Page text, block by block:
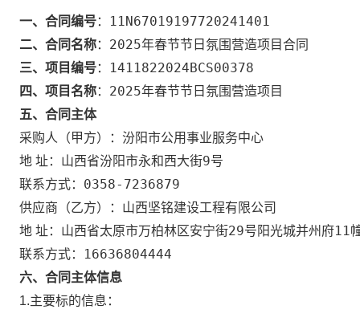
一、合同编号： 11N67019197720241401
二、合同名称： 2025年春节节日氛围营造项目合同
三、项目编号： 1411822024BCS00378
四、项目名称： 2025年春节节日氛围营造项目
五、合同主体
采购人（甲方）： 汾阳市公用事业服务中心
地 址： 山西省汾阳市永和西大街9号
联系方式： 0358-7236879
供应商（乙方）： 山西坚铭建设工程有限公司
地 址： 山西省太原市万柏林区安宁街29号阳光城并州府11
联系方式： 16636804444
六、合同主体信息
1.主要标的信息：